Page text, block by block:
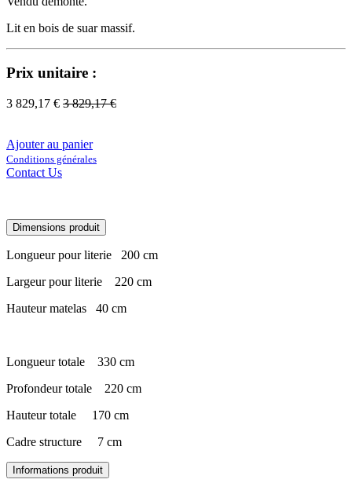
Lit en bois de suar massif.
Prix unitaire :
3 829,17 € 3 829,17€
Ajouter au panier
Conditions générales
Contact Us
Dimensions produit
Longueur pour literie
​200 cm
Largeur pour literie
​220 cm
Hauteur matelas
​40 cm
Longueur totale
330 cm
Profondeur totale
​220 cm
Hauteur totale
​170 cm
Cadre structure
​7 cm
Informations produit